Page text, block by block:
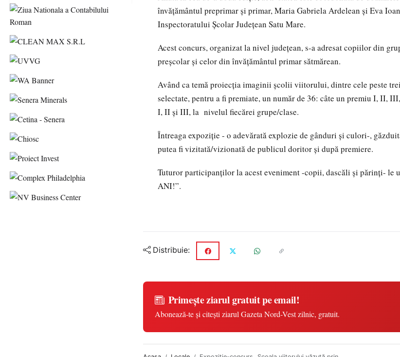
învățământul preprimar și primar, Maria Gabriela Ardelean și Eva
Inspectoratului Școlar Județean Satu Mare.
Acest concurs, organizat la nivel județean, s-a adresat copiilor din
preșcolar și celor din învățământul primar sătmărean.
Având ca temă proiecția imaginii școlii viitorului, dintre cele peste
selectate, pentru a fi premiate, un număr de 36: câte un premiu I, II,
I, II și III, la nivelul fiecărei grupe/clase.
Întreaga expoziție - o adevărată explozie de gânduri și culori-,
putea fi vizitată/vizionată de publicul doritor și după premiere.
Tuturor participanților la acest eveniment -copii, dascăli și părinți- le
ANI!”.
Distribuie:
Primește ziarul gratuit pe email!
Abonează-te și citești ziarul Gazeta Nord-Vest zilnic, gratuit.